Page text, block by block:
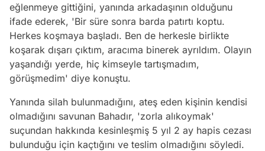
eğlenmeye gittiğini, yanında arkadaşının olduğunu
ifade ederek, 'Bir süre sonra barda patırtı koptu.
Herkes koşmaya başladı. Ben de herkesle birlikte
koşarak dışarı çıktım, aracıma binerek ayrıldım. Olayın
yaşandığı yerde, hiç kimseyle tartışmadım,
görüşmedim' diye konuştu.
Yanında silah bulunmadığını, ateş eden kişinin kendisi
olmadığını savunan Bahadır, 'zorla alıkoymak'
suçundan hakkında kesinleşmiş 5 yıl 2 ay hapis cezası
bulunduğu için kaçtığını ve teslim olmadığını söyledi.